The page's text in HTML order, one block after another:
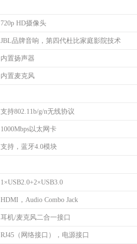
720p HD摄像头
JBL品牌音响，第四代杜比家庭影院技术
内置扬声器
内置麦克风
支持802.11b/g/n无线协议
1000Mbps以太网卡
支持，蓝牙4.0模块
1×USB2.0+2×USB3.0
HDMI，Audio Combo Jack
耳机/麦克风二合一接口
RJ45（网络接口），电源接口